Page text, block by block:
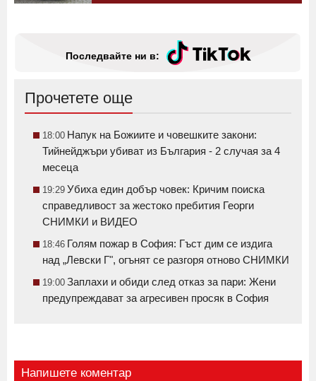
Последвайте ни в:
Прочетете още
18:00 Напук на Божиите и човешките закони:
Тийнейджъри убиват из България - 2 случая за 4
месеца
19:29 Убиха един добър човек: Кричим поиска
справедливост за жестоко пребития Георги
СНИМКИ и ВИДЕО
18:46 Голям пожар в София: Гъст дим се издига
над „Левски Г", огънят се разгоря отново СНИМКИ
19:00 Заплахи и обиди след отказ за пари: Жени
предупреждават за агресивен просяк в София
Напишете коментар